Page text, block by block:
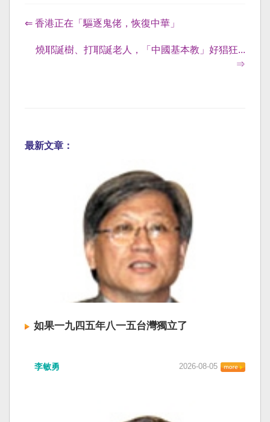
⇐ 香港正在「驅逐鬼佬，恢復中華」
燒耶誕樹、打耶誕老人，「中國基本教」好猖狂...
⇒
最新文章：
如果一九四五年八一五台灣獨立了
李敏勇 2026-08-05